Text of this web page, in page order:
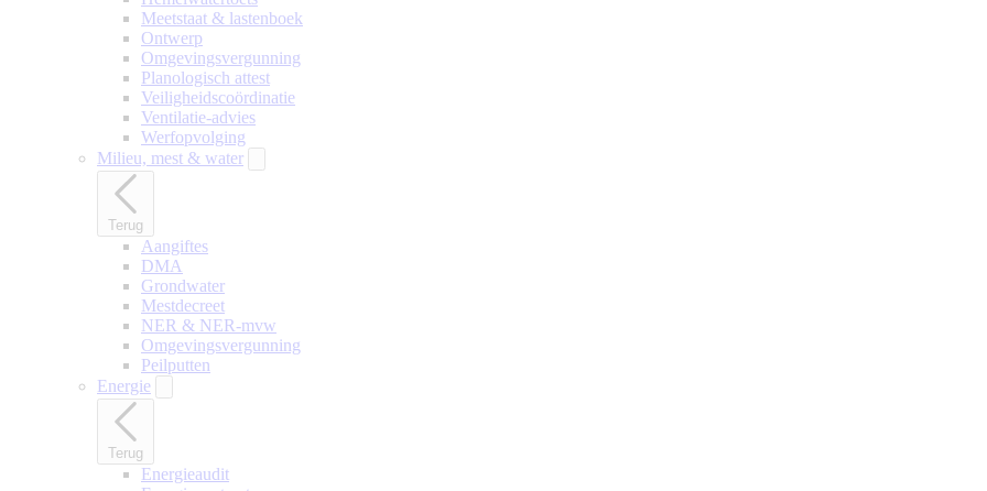
Meetstaat & lastenboek
Ontwerp
Omgevingsvergunning
Planologisch attest
Veiligheidscoördinatie
Ventilatie-advies
Werfopvolging
Milieu, mest & water
Terug
Aangiftes
DMA
Grondwater
Mestdecreet
NER & NER-mvw
Omgevingsvergunning
Peilputten
Energie
Terug
Energieaudit